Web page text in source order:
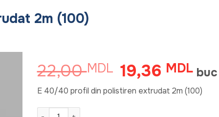
2m (100)
22,00MDL Prețul
inițial
a
19,36 MDLPrețul
este:
buc
E 40/40 profil din polistiren extrudat 2m (100)
Cantitate E40/40 profil din polistiren extrudat 2m